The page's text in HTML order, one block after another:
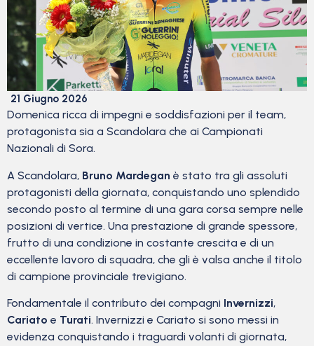
21 Giugno 2026
Domenica ricca di impegni e soddisfazioni per il team,
protagonista sia a Scandolara che ai Campionati
Nazionali di Sora.
A Scandolara, Bruno Mardegan è stato tra gli assoluti
protagonisti della giornata, conquistando uno splendido
secondo posto al termine di una gara corsa sempre nelle
posizioni di vertice. Una prestazione di grande spessore,
frutto di una condizione in costante crescita e di un
eccellente lavoro di squadra, che gli è valsa anche il titolo
di campione provinciale trevigiano.
Fondamentale il contributo dei compagni Invernizzi,
Cariato e Turati. Invernizzi e Cariato si sono messi in
evidenza conquistando i traguardi volanti di giornata,